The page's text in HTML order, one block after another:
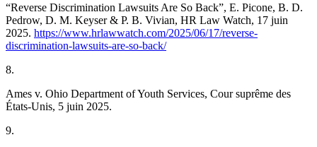
“Reverse Discrimination Lawsuits Are So Back”, E. Picone, B. D.
Pedrow, D. M. Keyser & P. B. Vivian, HR Law Watch, 17 juin
2025. https://www.hrlawwatch.com/2025/06/17/reverse-
discrimination-lawsuits-are-so-back/
8.
Ames v. Ohio Department of Youth Services, Cour suprême des
États-Unis, 5 juin 2025.
9.